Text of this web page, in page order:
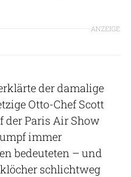
ANZEIGE
der damalige
Otto-Chef Scott
der Paris Air Show
immer
bedeuteten – und
schlichtweg